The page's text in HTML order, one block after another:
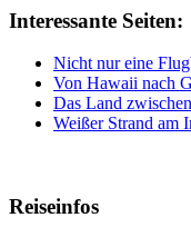
Interessante Seiten:
Nicht nur eine
Von Hawaii nach
Das Land
Weißer Strand am
Reiseinfos